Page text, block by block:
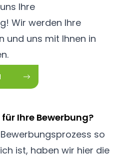
Ihre
Wir werden Ihre
und uns mit Ihnen in
Ihre Bewerbung?
so
ist, haben wir hier die